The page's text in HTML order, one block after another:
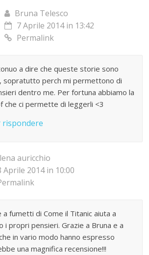
Bruna Telesco
7 Aprile 2014 in 13:42
Permalink
a dire che queste storie sono
sopratutto perch mi permettono di
dentro me. Per fortuna abbiamo la
che ci permette di leggerli <3
rispondere
auricchio
Aprile 2014 in 10:00
fumetti di Come il Titanic aiuta a
i propri pensieri. Grazie a Bruna e a
in vario modo hanno espresso
una magnifica recensione!!!